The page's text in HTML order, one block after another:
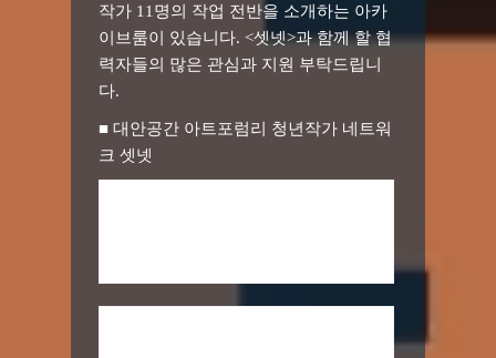
작가 11명의 작업 전반을 소개하는 아카
이브룸이 있습니다. <셋넷>과 함께 할 협
력자들의 많은 관심과 지원 부탁드립니
다.
■ 대안공간 아트포럼리 청년작가 네트워
크 셋넷